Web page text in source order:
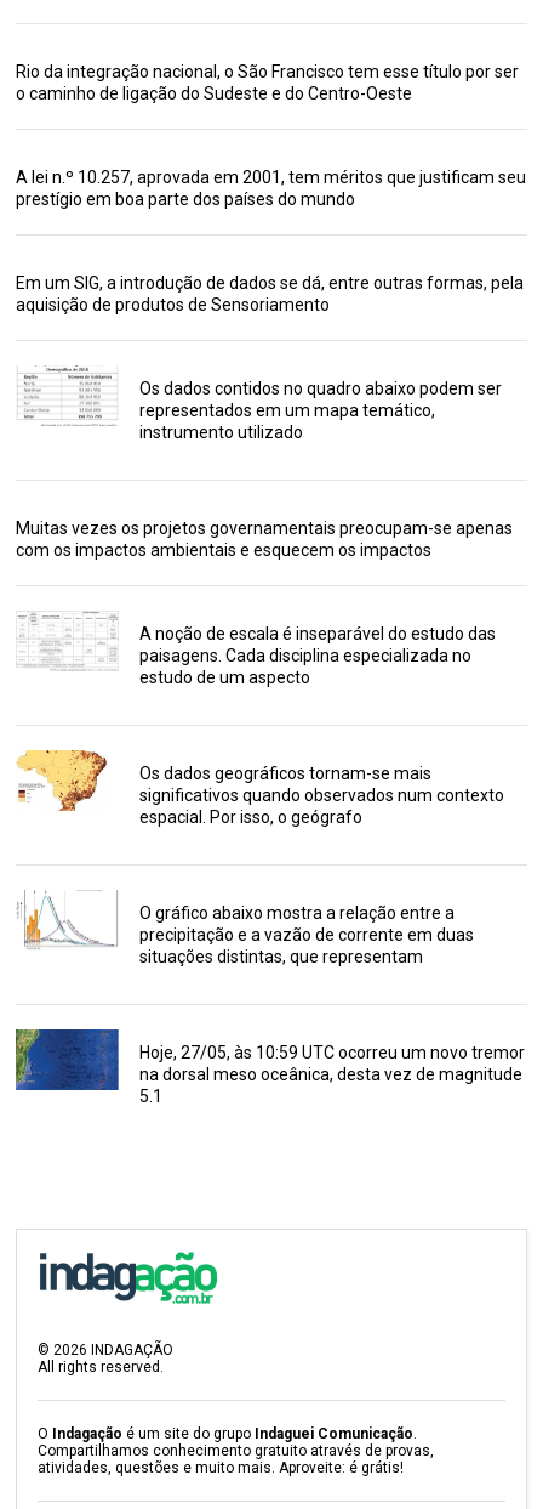
Rio da integração nacional, o São Francisco tem esse título por ser
o caminho de ligação do Sudeste e do Centro-Oeste
A lei n.º 10.257, aprovada em 2001, tem méritos que justificam seu
prestígio em boa parte dos países do mundo
Em um SIG, a introdução de dados se dá, entre outras formas, pela
aquisição de produtos de Sensoriamento
Os dados contidos no quadro abaixo podem ser
representados em um mapa temático,
instrumento utilizado
Muitas vezes os projetos governamentais preocupam-se apenas
com os impactos ambientais e esquecem os impactos
A noção de escala é inseparável do estudo das
paisagens. Cada disciplina especializada no
estudo de um aspecto
Os dados geográficos tornam-se mais
significativos quando observados num contexto
espacial. Por isso, o geógrafo
O gráfico abaixo mostra a relação entre a
precipitação e a vazão de corrente em duas
situações distintas, que representam
Hoje, 27/05, às 10:59 UTC ocorreu um novo tremor
na dorsal meso oceânica, desta vez de magnitude
5.1
©2026 INDAGAÇÃO
All rights reserved.
O Indagação é um site do grupo Indaguei Comunicação.
Compartilhamos conhecimento gratuito através de provas,
atividades, questões e muito mais. Aproveite: é grátis!